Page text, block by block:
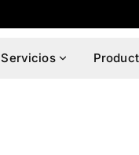
Servicios